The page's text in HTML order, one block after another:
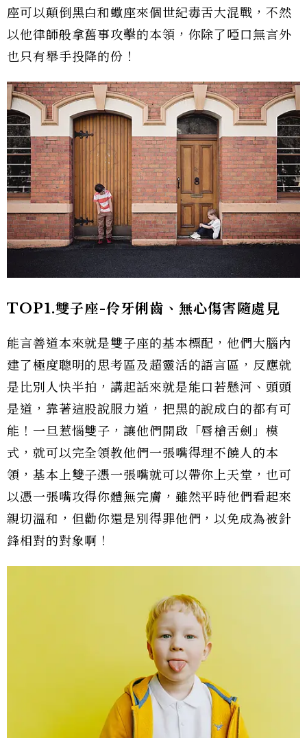
座可以顛倒黑白和蠍座來個世紀毒舌大混戰，不然
以他律師般拿舊事攻擊的本領，你除了啞口無言外
也只有舉手投降的份！
TOP1.雙子座-伶牙俐齒、無心傷害隨處見
能言善道本來就是雙子座的基本標配，他們大腦內
建了極度聰明的思考區及超靈活的語言區，反應就
是比別人快半拍，講起話來就是能口若懸河、頭頭
是道，靠著這股說服力道，把黑的說成白的都有可
能！一旦惹惱雙子，讓他們開啟「唇槍舌劍」模
式，就可以完全領教他們一張嘴得理不饒人的本
領，基本上雙子憑一張嘴就可以帶你上天堂，也可
以憑一張嘴攻得你體無完膚，雖然平時他們看起來
親切溫和，但勸你還是別得罪他們，以免成為被針
鋒相對的對象啊！